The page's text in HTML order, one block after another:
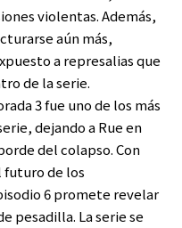
violentas. Además,
aún más,
a represalias que
de la serie.
3 fue uno de los más
dejando a Rue en
del colapso. Con
de los
6 promete revelar
pesadilla. La serie se